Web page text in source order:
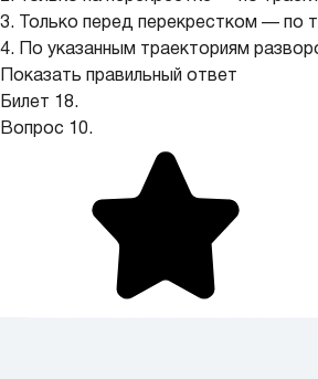
3. Только перед перекрестком — по
4. По указанным траекториям
Показать правильный ответ
Билет 18.
Вопрос 10.